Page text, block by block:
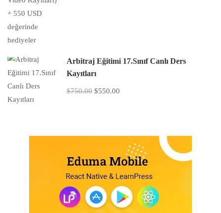
Arbitraj Eğitimi 17.Sınıf Canlı Ders
Kayıtları
$750.00 $550.00